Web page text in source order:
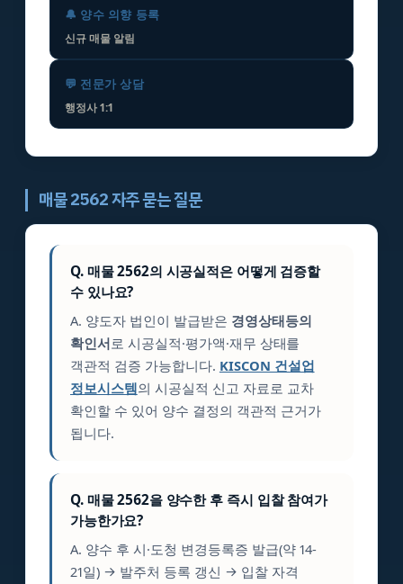
🔔 양수 의향 등록
신규 매물 알림
💬 전문가 상담
행정사 1:1
매물 2562 자주 묻는 질문
Q. 매물 2562의 시공실적은 어떻게 검증할
수 있나요?
A. 양도자 법인이 발급받은 경영상태등의
확인서로 시공실적·평가액·재무 상태를
객관적 검증 가능합니다. KISCON 건설업
정보시스템의 시공실적 신고 자료로 교차
확인할 수 있어 양수 결정의 객관적 근거가
됩니다.
Q. 매물 2562을 양수한 후 즉시 입찰 참여가
가능한가요?
A. 양수 후 시·도청 변경등록증 발급(약 14-
21일) → 발주처 등록 갱신 → 입찰 자격